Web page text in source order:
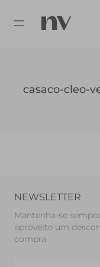
casaco-cleo-
NEWSLETTER
Mantenha-se
aproveite um
compra